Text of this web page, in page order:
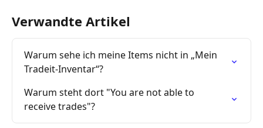
Verwandte Artikel
Warum sehe ich meine Items nicht in „Mein
Tradeit-Inventar“?
Warum steht dort "You are not able to
receive trades"?